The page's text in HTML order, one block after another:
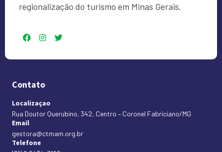
regionalização do turismo em Minas Gerais.
Contato
Localizaçao
Rua Doutor Querubino, 342, Centro – Coronel Fabriciano/MG
Email
gestora@ctmam.org.br
Telefone